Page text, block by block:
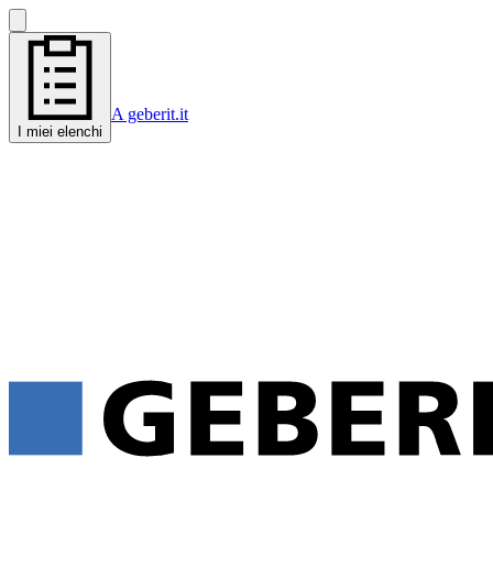
I miei elenchi
A geberit.it